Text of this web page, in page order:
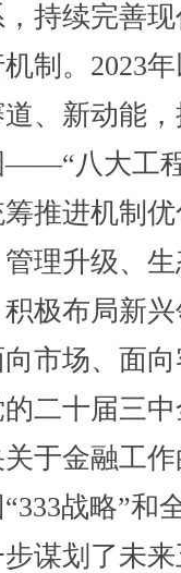
持续完善
制。2023
、新动能
——“八大工
推进机制
理升级、
极布局新
市场、面
二十届三
于金融工
战略”和
谋划了未